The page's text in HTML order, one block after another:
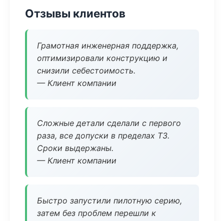
Отзывы клиентов
Грамотная инженерная поддержка,
оптимизировали конструкцию и
снизили себестоимость.
— Клиент компании
Сложные детали сделали с первого
раза, все допуски в пределах ТЗ.
Сроки выдержаны.
— Клиент компании
Быстро запустили пилотную серию,
затем без проблем перешли к